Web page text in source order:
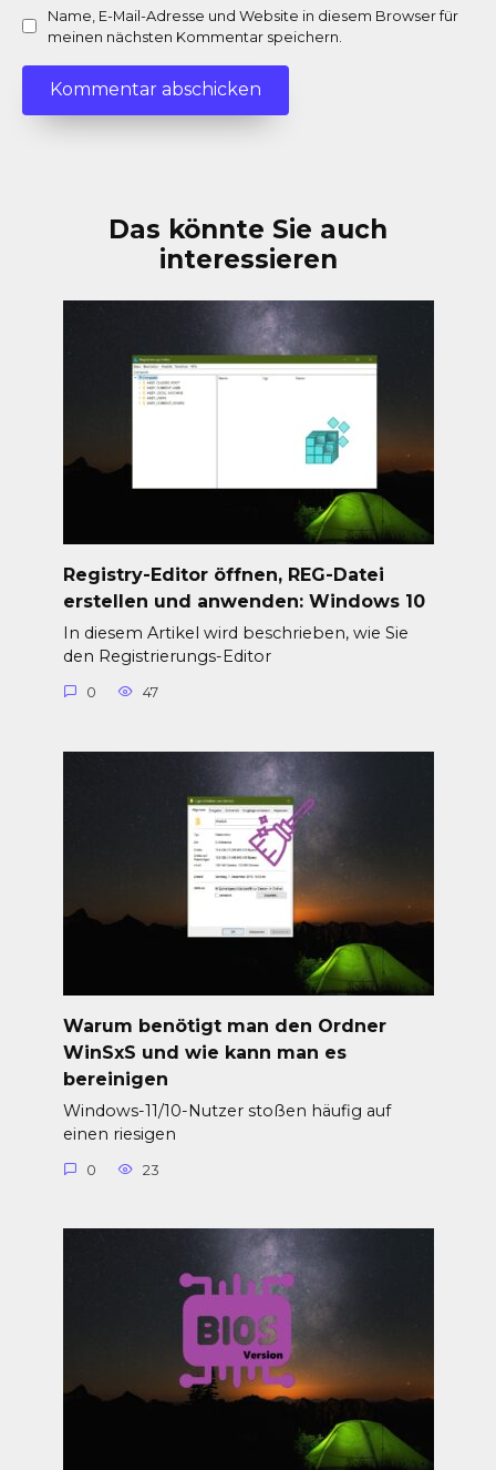
Name, E-Mail-Adresse und Website in diesem Browser für
meinen nächsten Kommentar speichern.
Das könnte Sie auch
interessieren
Registry-Editor öffnen, REG-Datei
erstellen und anwenden: Windows 10
In diesem Artikel wird beschrieben, wie Sie
den Registrierungs-Editor
0 47
Warum benötigt man den Ordner
WinSxS und wie kann man es
bereinigen
Windows-11/10-Nutzer stoßen häufig auf
einen riesigen
0 23